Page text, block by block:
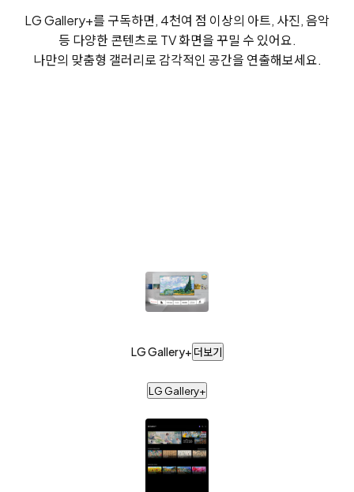
LG Gallery+를 구독하면, 4천여 점 이상의 아트, 사진, 음악
등 다양한 콘텐츠로 TV 화면을 꾸밀 수 있어요.
나만의 맞춤형 갤러리로 감각적인 공간을 연출해보세요.
LG Gallery+ 더보기
LG Gallery+